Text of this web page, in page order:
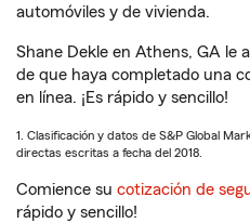
automóviles y de vivienda.
Shane Dekle en Athens, GA le
de que haya completado una
en línea. ¡Es rápido y sencillo!
1. Clasificación y datos de S&P Global
directas escritas a fecha del 2018.
Comience su cotización de
rápido y sencillo!